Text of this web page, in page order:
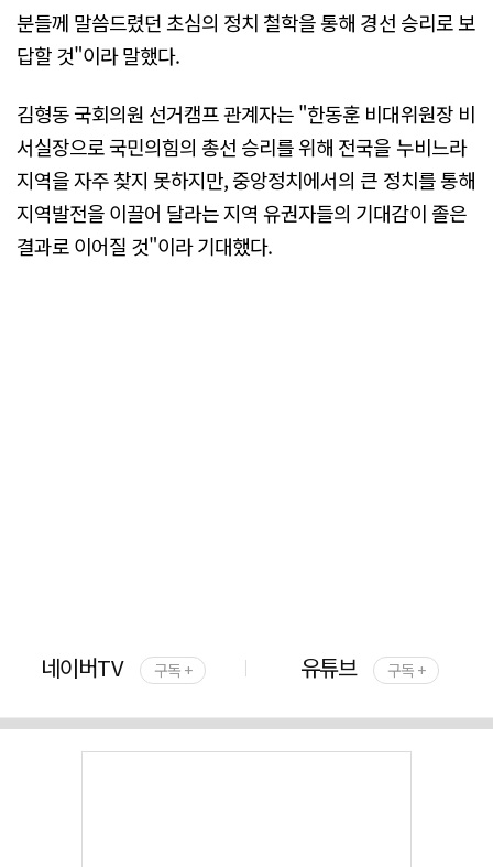
분들께 말씀드렸던 초심의 정치 철학을 통해 경선 승리로 보
답할 것"이라 말했다.
김형동 국회의원 선거캠프 관계자는 "한동훈 비대위원장 비
서실장으로 국민의힘의 총선 승리를 위해 전국을 누비느라
지역을 자주 찾지 못하지만, 중앙정치에서의 큰 정치를 통해
지역발전을 이끌어 달라는 지역 유권자들의 기대감이 졸은
결과로 이어질 것"이라 기대했다.
네이버TV 구독 + 유튜브 구독 +